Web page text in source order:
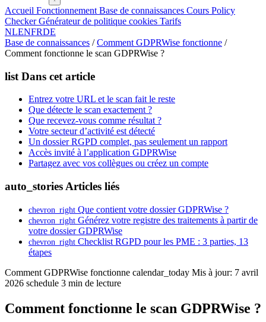
Accueil Fonctionnement Base de connaissances Cours Policy
CheckerGénérateur de politique cookies Tarifs
NLENFRDE
Base de connaissances / Comment GDPRWise fonctionne /
Comment fonctionne le scan GDPRWise ?
list Dans cet article
Entrez votre URL et le scan fait le reste
Que détecte le scan exactement ?
Que recevez-vous comme résultat ?
Votre secteur d’activité est détecté
Un dossier RGPD complet, pas seulement un rapport
Accès invité à l’application GDPRWise
Partagez avec vos collègues ou créez un compte
auto_stories Articles liés
chevron_right Que contient votre dossier GDPRWise ?
chevron_right Générez votre registre des traitements à partir de
votre dossier GDPRWise
chevron_right Checklist RGPD pour les PME : 3 parties, 13
étapes
Comment GDPRWise fonctionne calendar_today Mis à jour: 7 avril
2026 schedule 3 min de lecture
Comment fonctionne le scan GDPRWise ?